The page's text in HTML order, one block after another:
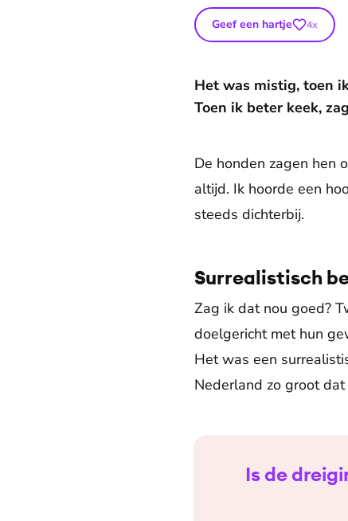
Geef een hartje 4x
Het was mistig, toen
Toen ik beter keek,
De honden zagen hen
altijd. Ik hoorde een
steeds dichterbij.
Surrealistisch
Zag ik dat nou goed?
doelgericht met hun
Het was een
Nederland zo groot
Is de